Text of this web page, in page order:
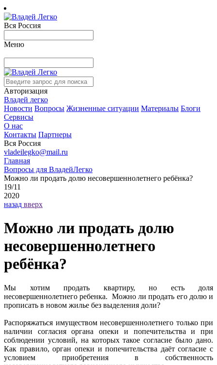
Вся Россия
Меню
Авторизация
Владей легко
Новости Вопросы Жизненные ситуации Материалы Блоги
Сервисы
О нас
Контакты Партнеры
Вся Россия
vladeilegko@mail.ru
Главная
Вопросы для ВладейЛегко
Можно ли продать долю несовершеннолетнего ребёнка?
19/11
2020
назад вверх
Можно ли продать долю
несовершеннолетнего
ребёнка?
Мы хотим продать квартиру, но есть доля
несовершеннолетнего ребенка. Можно ли продать его долю и
прописать в новом жилье без выделения доли?
Распоряжаться имуществом несовершеннолетнего только при
наличии согласия органа опеки и попечительства и при
соблюдении условий, на которых такое согласие было дано.
Как правило, орган опеки и попечительства даёт согласие с
условием приобретения в собственность